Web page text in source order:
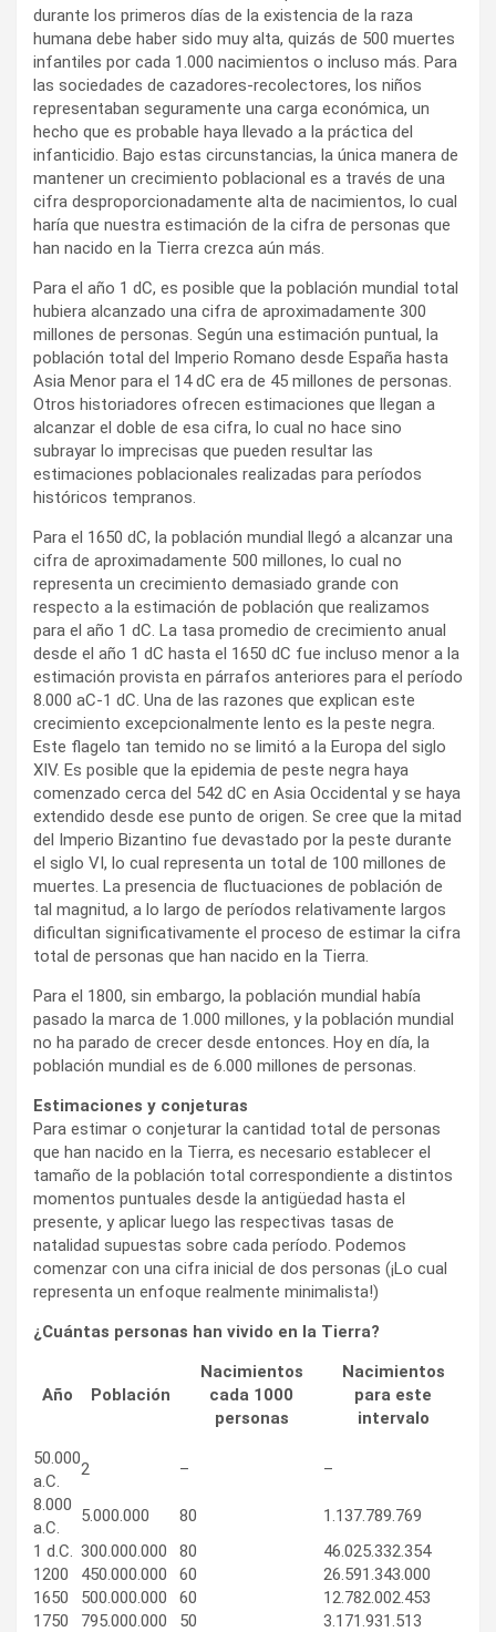
durante los primeros días de la existencia de la raza
humana debe haber sido muy alta, quizás de 500 muertes
infantiles por cada 1.000 nacimientos o incluso más. Para
las sociedades de cazadores-recolectores, los niños
representaban seguramente una carga económica, un
hecho que es probable haya llevado a la práctica del
infanticidio. Bajo estas circunstancias, la única manera de
mantener un crecimiento poblacional es a través de una
cifra desproporcionadamente alta de nacimientos, lo cual
haría que nuestra estimación de la cifra de personas que
han nacido en la Tierra crezca aún más.
Para el año 1 dC, es posible que la población mundial total
hubiera alcanzado una cifra de aproximadamente 300
millones de personas. Según una estimación puntual, la
población total del Imperio Romano desde España hasta
Asia Menor para el 14 dC era de 45 millones de personas.
Otros historiadores ofrecen estimaciones que llegan a
alcanzar el doble de esa cifra, lo cual no hace sino
subrayar lo imprecisas que pueden resultar las
estimaciones poblacionales realizadas para períodos
históricos tempranos.
Para el 1650 dC, la población mundial llegó a alcanzar una
cifra de aproximadamente 500 millones, lo cual no
representa un crecimiento demasiado grande con
respecto a la estimación de población que realizamos
para el año 1 dC. La tasa promedio de crecimiento anual
desde el año 1 dC hasta el 1650 dC fue incluso menor a la
estimación provista en párrafos anteriores para el período
8.000 aC-1 dC. Una de las razones que explican este
crecimiento excepcionalmente lento es la peste negra.
Este flagelo tan temido no se limitó a la Europa del siglo
XIV. Es posible que la epidemia de peste negra haya
comenzado cerca del 542 dC en Asia Occidental y se haya
extendido desde ese punto de origen. Se cree que la mitad
del Imperio Bizantino fue devastado por la peste durante
el siglo VI, lo cual representa un total de 100 millones de
muertes. La presencia de fluctuaciones de población de
tal magnitud, a lo largo de períodos relativamente largos
dificultan significativamente el proceso de estimar la cifra
total de personas que han nacido en la Tierra.
Para el 1800, sin embargo, la población mundial había
pasado la marca de 1.000 millones, y la población mundial
no ha parado de crecer desde entonces. Hoy en día, la
población mundial es de 6.000 millones de personas.
Estimaciones y conjeturas
Para estimar o conjeturar la cantidad total de personas
que han nacido en la Tierra, es necesario establecer el
tamaño de la población total correspondiente a distintos
momentos puntuales desde la antigüedad hasta el
presente, y aplicar luego las respectivas tasas de
natalidad supuestas sobre cada período. Podemos
comenzar con una cifra inicial de dos personas (¡Lo cual
representa un enfoque realmente minimalista!)
¿Cuántas personas han vivido en la Tierra?
Año Población
Nacimientos
cada 1000
personas
Nacimientos
para este
intervalo
50.000
a.C.
2 –
–
8.000
a.C.
5.000.000 80
1.137.789.769
1 d.C. 300.000.000 80
46.025.332.354
1200
450.000.000 60
26.591.343.000
1650
500.000.000 60
12.782.002.453
1750
795.000.000 50
3.171.931.513